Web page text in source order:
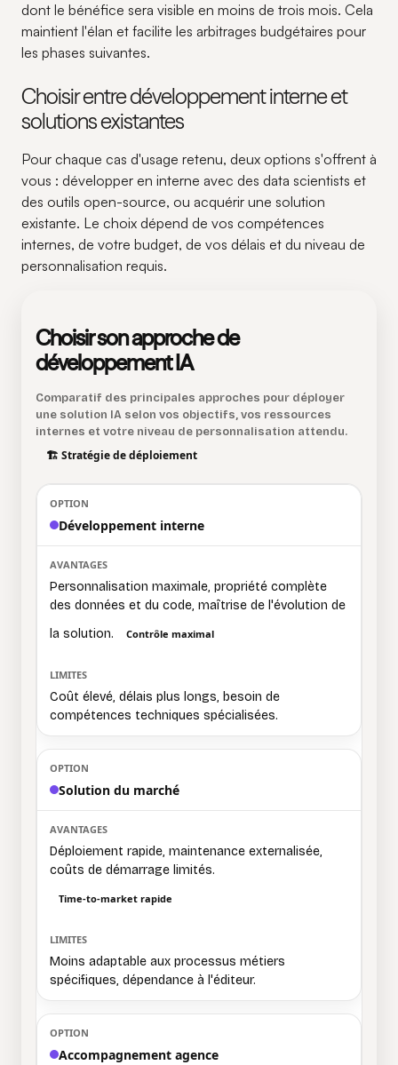
dont le bénéfice sera visible en moins de trois mois. Cela
maintient l'élan et facilite les arbitrages budgétaires pour
les phases suivantes.
Choisir entre développement interne et
solutions existantes
Pour chaque cas d'usage retenu, deux options s'offrent à
vous : développer en interne avec des data scientists et
des outils open-source, ou acquérir une solution
existante. Le choix dépend de vos compétences
internes, de votre budget, de vos délais et du niveau de
personnalisation requis.
Choisir son approche de
développement IA
Comparatif des principales approches pour déployer
une solution IA selon vos objectifs, vos ressources
internes et votre niveau de personnalisation attendu.
🏗️ Stratégie de déploiement
Développement interne
Personnalisation maximale, propriété complète
des données et du code, maîtrise de l'évolution de
la solution.
Contrôle maximal
Coût élevé, délais plus longs, besoin de
compétences techniques spécialisées.
Solution du marché
Déploiement rapide, maintenance externalisée,
coûts de démarrage limités.
Time-to-market rapide
Moins adaptable aux processus métiers
spécifiques, dépendance à l'éditeur.
Accompagnement agence